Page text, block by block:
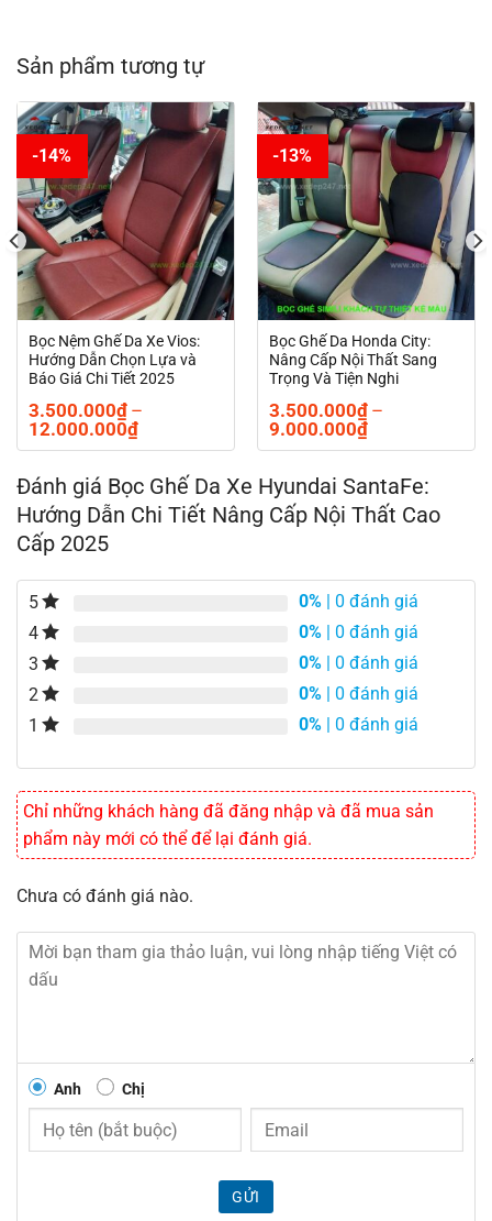
Sản phẩm tương tự
-14%
Bọc Nệm Ghế Da Xe Vios:
Hướng Dẫn Chọn Lựa và
Báo Giá Chi Tiết 2025
3.500.000₫ –
12.000.000₫Khoảng
giá:
3.500.000₫
đến
12.000.000₫
-13%
Bọc Ghế Da Honda City:
Nâng Cấp Nội Thất Sang
Trọng Và Tiện Nghi
3.500.000₫ –
9.000.000₫Khoảng
giá:
3.500.000₫
đến
9.000.000₫
Đánh giá Bọc Ghế Da Xe Hyundai SantaFe:
Hướng Dẫn Chi Tiết Nâng Cấp Nội Thất Cao
Cấp 2025
5 0% | 0 đánh giá
4
0% | 0 đánh giá
3
0% | 0 đánh giá
2
0% | 0 đánh giá
1
0% | 0 đánh giá
Chỉ những khách hàng đã đăng nhập và đã mua sản
phẩm này mới có thể để lại đánh giá.
Chưa có đánh giá nào.
Anh Chị
GỬI